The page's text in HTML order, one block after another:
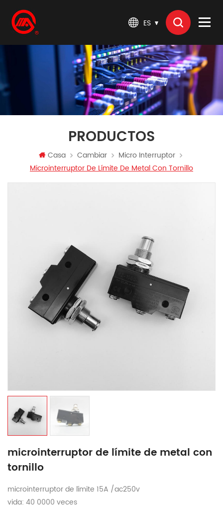
ES
PRODUCTOS
Casa Cambiar
Micro Interruptor
Microinterruptor De Límite De Metal Con Tornillo
microinterruptor de límite de metal con
tornillo
microinterruptor de límite 15A /ac250v
vida: 40 0000 veces